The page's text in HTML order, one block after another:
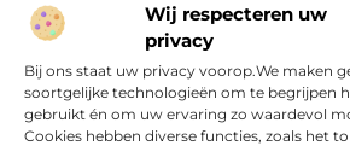
Wij respecteren uw
privacy
Bij ons staat uw privacy voorop.We maken
soortgelijke technologieën om te begrijpen
gebruikt én om uw ervaring zo waardevol
Cookies hebben diverse functies, zoals het
Onze informatie